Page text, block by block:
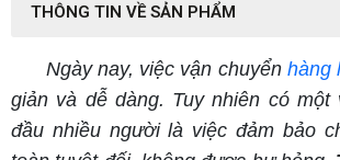
THÔNG TIN VỀ SẢN PHẨM
Ngày nay, việc vận chuyển hàng
giản và dễ dàng. Tuy nhiên có một
đầu nhiều người là việc đảm bảo